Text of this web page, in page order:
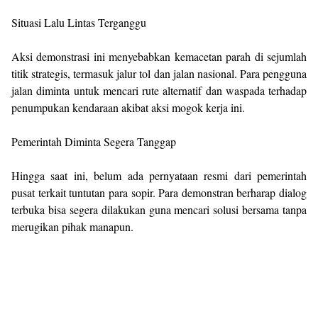
Situasi Lalu Lintas Terganggu
Aksi demonstrasi ini menyebabkan kemacetan parah di sejumlah
titik strategis, termasuk jalur tol dan jalan nasional. Para pengguna
jalan diminta untuk mencari rute alternatif dan waspada terhadap
penumpukan kendaraan akibat aksi mogok kerja ini.
Pemerintah Diminta Segera Tanggap
Hingga saat ini, belum ada pernyataan resmi dari pemerintah
pusat terkait tuntutan para sopir. Para demonstran berharap dialog
terbuka bisa segera dilakukan guna mencari solusi bersama tanpa
merugikan pihak manapun.